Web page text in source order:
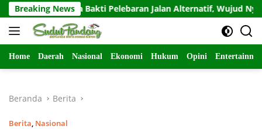
Langsung
ke
konten
Breaking News
Karya Bakti Pelebaran Jalan Alternatif, Wujud Nyata
Home Daerah Nasional Ekonomi Hukum Opini
Beranda Berita
Berita, Nasional